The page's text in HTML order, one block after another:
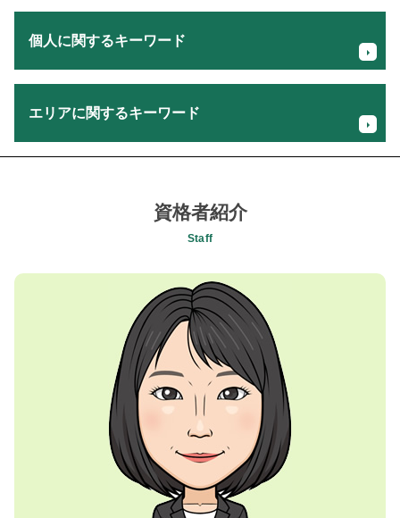
税務調査 法人
税理士 業務内容
事業譲渡 手続き
将来 キャッシュフロー
法人 メリット デメリット
事業承継 m&a 補助金
事業譲渡 株式 譲渡
事業計画書 策定
事業承継 個人事業主
税理士 セカンド オピニオン
事業承継 計画
税務署 税理士 相談
個人に関するキーワード
確定申告 しないとどうなる
法人化 個人事業主 メリット
法人化 タイミング
個人事業主 税理士 必要か
節税対策 個人事業主
生前贈与 確定申告
確定申告 期限過ぎたら
個人事業主 所得税 支払い
相続税 申告 必要
FX 確定申告
消費税 確定申告
個人事業主 申告
相続 確定申告
法人化 節税 メリット
エリアに関するキーワード
税務顧問 税理士 相談 八王子市
会社設立支援 税理士 相談 八王子市
セカンドオピニオン 税理士 相談 相模原市
会社設立支援 税理士 相談 昭島市
贈与税申告 税理士 相談 昭島市
経営者所得税確定申告 税理士 相談 日野市
経営者の相続税対策 税理士 相談 町田市
相続税申告 税理士 相談 相模原市
経理担当者会計指導 税理士 相談 八王子市
記帳代行 税理士 相談 八王子市
所得税確定申告 税理士 相談 昭島市
消費税確定申告 税理士 相談 日野市
会社設立支援 税理士 相談 相模原市
事業計画策定 税理士 相談 昭島市
資格者紹介
Staff